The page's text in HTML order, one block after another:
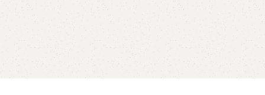
تیپاکس دریافت
میگردد
به فرد با بهترین کیفیت
بهتر خمیر های شما این
کاربرد در آشپزی
در آشپزخانه شما پیدا
پیشرفت تکنولوژی، تنوع
فضای کوچیک آشپزخونه ها، مجبوریم
بین گزینه ها انتخاب درستی داشته
باشیم. با داشتن اطلاعات لازم در مورد
لوازم قنادی، به راحتی می تونیم از
عهده ی یک خرید درست بر بیایم. یکی
از ابزار های اولیه و مهم شیرینی پزی
وردنه ست. وردنه rolling pin ابزاری
لوله ای شکل برای پهن کردن و فرم
دادن انواع خمیرهاست اندازه : طول :